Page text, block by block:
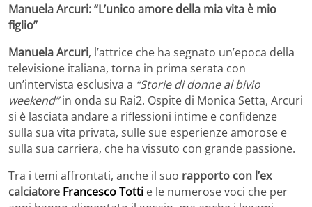
Manuela Arcuri: “L’unico amore della mia vita è mio
figlio”
Manuela Arcuri, l’attrice che ha segnato un’epoca della
televisione italiana, torna in prima serata con
un’intervista esclusiva a “Storie di donne al bivio
weekend”in onda su Rai2. Ospite di Monica Setta, Arcuri
si è lasciata andare a riflessioni intime e confidenze
sulla sua vita privata, sulle sue esperienze amorose e
sulla sua carriera, che ha vissuto con grande passione.
Tra i temi affrontati, anche il suo rapporto con l’ex
calciatore Francesco Totti e le numerose voci che per